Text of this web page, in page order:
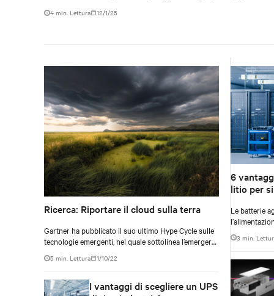
4 min. Lettura 12/1/25
Ricerca: Riportare il cloud sulla terra
Gartner ha pubblicato il suo ultimo Hype Cycle sulle
tecnologie emergenti, nel quale sottolinea l’emergere
dell’incontro tra promessa tecnologica e realtà
geopolitica.
5 min. Lettura 1/10/22
I vantaggi di scegliere un UPS
6
litio per
Le batterie
portando
UPS
3 min.